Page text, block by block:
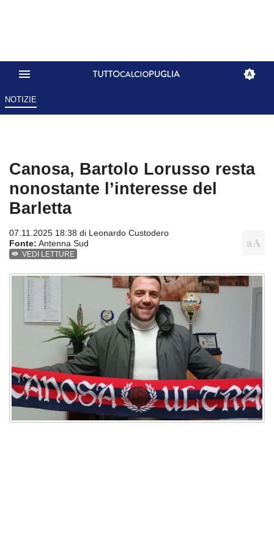
NOTIZIE
Canosa, Bartolo Lorusso resta
nonostante l’interesse del
Barletta
07.11.2025 18:38 di Leonardo Custodero
Fonte: Antenna Sud
VEDI LETTURE